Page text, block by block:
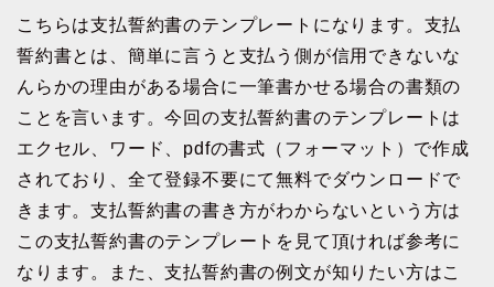
こちらは支払誓約書のテンプレートになります。支払
誓約書とは、簡単に言うと支払う側が信用できないな
んらかの理由がある場合に一筆書かせる場合の書類の
ことを言います。今回の支払誓約書のテンプレートは
エクセル、ワード、pdfの書式（フォーマット）で作成
されており、全て登録不要にて無料でダウンロードで
きます。支払誓約書の書き方がわからないという方は
この支払誓約書のテンプレートを見て頂ければ参考に
なります。また、支払誓約書の例文が知りたい方はこ